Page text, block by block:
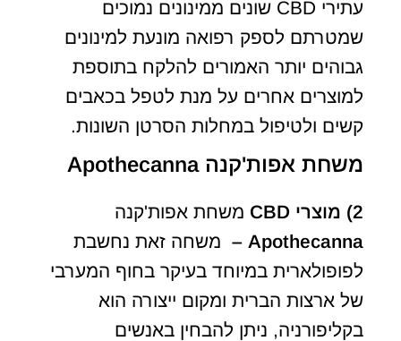
עתירי CBD שונים ממינונים נמוכים
שמטרתם לספק רפואה מונעת למינונים
גבוהים יותר האמורים להלקח בתוספת
למוצרים אחרים על מנת לטפל בכאבים
קשים ולטיפול במחלות הסרטן השונות.
משחת אפות'קנהApothecanna
2) מוצרי CBD משחת אפות'קנה
Apothecanna
– משחה זאת נחשבת
לפופולארית במיוחד בעיקר בחוף המערבי
של ארצות הברית ומקום ייצורה הוא
בקליפורניה, ניתן להבחין באנשים